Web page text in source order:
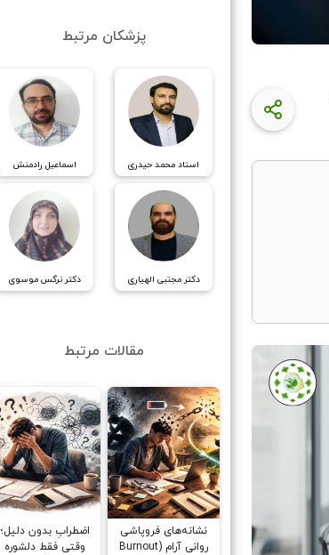
پزشکان مرتبط
استاد محمد حیدری اسماعیل رادمنش
دکتر مجتبی الهیاری دکتر نرگس موسوی
مقالات مرتبط
نشانه‌های فروپاشی
روانی آرام (Burnout
اضطرابِ بدون دلیل؛
وقتی فقط دلشوره